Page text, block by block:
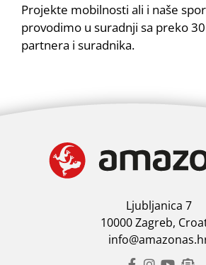
Projekte mobilnosti ali i naše
provodimo u suradnji sa preko
partnera i suradnika.
Ljubljanica 7
10000 Zagreb,